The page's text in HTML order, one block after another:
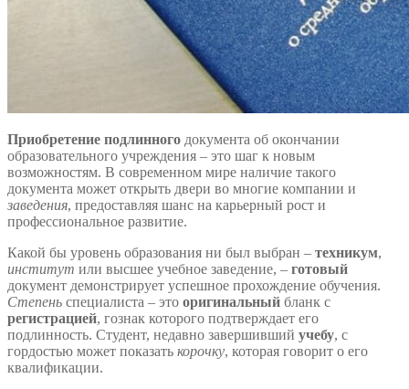
Приобретение подлинного документа об окончании
образовательного учреждения – это шаг к новым
возможностям. В современном мире наличие такого
документа может открыть двери во многие компании и
заведения, предоставляя шанс на карьерный рост и
профессиональное развитие.
Какой бы уровень образования ни был выбран – техникум,
институт или высшее учебное заведение, – готовый
документ демонстрирует успешное прохождение обучения.
Степень специалиста – это оригинальный бланк с
регистрацией, гознак которого подтверждает его
подлинность. Студент, недавно завершивший учебу, с
гордостью может показать корочку, которая говорит о его
квалификации.